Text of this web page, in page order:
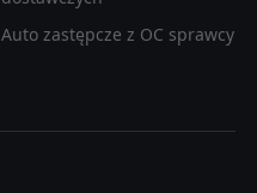
Auto zastępcze z OC sprawcy